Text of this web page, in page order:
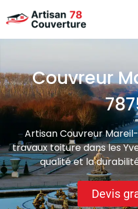
Couvreur
Artisan Couvreur
travaux toiture dans les
qualité et la
Devis